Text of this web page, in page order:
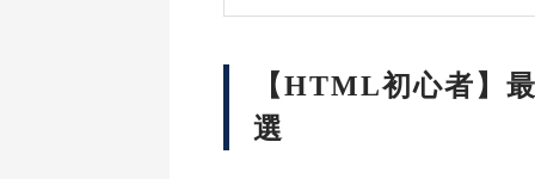
【HTML初心者】
選